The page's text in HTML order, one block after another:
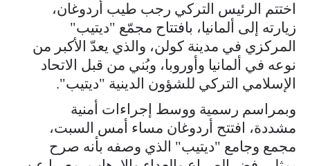
اختتم الرئيس التركي رجب طيب أردوغان،
زيارته إلى ألمانيا، بافتتاح مجمّع "ديتيب"
المركزي في مدينة كولن، والذي يعدّ الأكبر من
نوعه في ألمانيا وأوروبا، وبُني من قبل الاتحاد
الإسلامي التركي للشؤون الدينية "ديتيب".
وبمراسم رسمية ووسط إجراءات أمنية
مشددة، افتتح أردوغان مساء أمس السبت،
مجمع وجامع "ديتيب" الذي وصفه بأنه صرح